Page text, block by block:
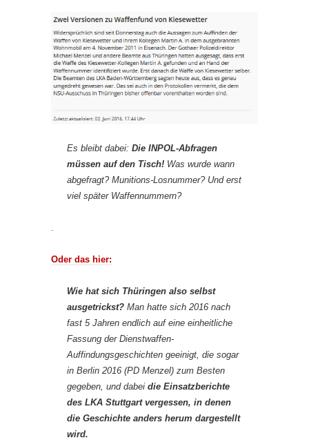
Es bleibt dabei: Die INPOL-Abfragen
müssen auf den Tisch! Was wurde wann
abgefragt? Munitions-Losnummer? Und erst
viel später Waffennummern?
.
Oder das hier:
Wie hat sich Thüringen also selbst
ausgetrickst? Man hatte sich 2016 nach
fast 5 Jahren endlich auf eine einheitliche
Fassung der Dienstwaffen-
Auffindungsgeschichten geeinigt, die sogar
in Berlin 2016 (PD Menzel) zum Besten
gegeben, und dabei die Einsatzberichte
des LKA Stuttgart vergessen, in denen
die Geschichte anders herum dargestellt
wird.